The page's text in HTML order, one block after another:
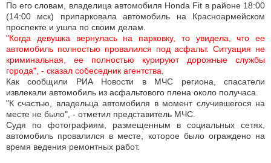
По его словам, владелица автомобиля Honda Fit в районе 18:00
(14:00 мск) припарковала автомобиль на Красноармейском
проспекте и ушла по своим делам.
"Когда девушка вернулась на парковку, то увидела, что ее
автомобиль полностью провалился под асфальт. Ситуация не
криминальная, ее полностью курируют дорожные службы
города", - сказал собеседник агентства.
Как сообщили РИА Новости в МЧС региона, спасатели
извлекали автомобиль из асфальтового плена около получаса.
"К счастью, владельца автомобиля в момент случившегося на
месте не было", - отметил представитель МЧС.
Судя по фотографиям, размещенным в социальных сетях,
автомобиль провалился в месте, которое было ограждено на
время ведения ремонтных работ.